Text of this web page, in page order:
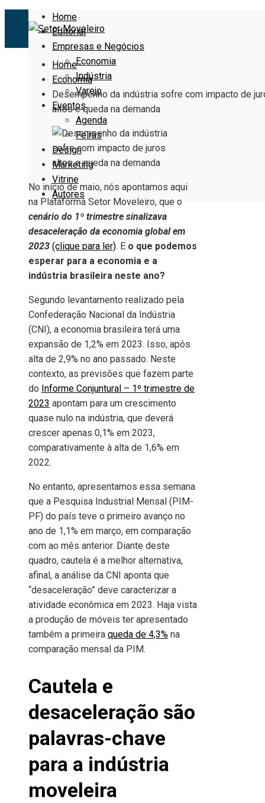
Home
Editorial
Empresas e Negócios
Economia
Indústria
Varejo
Eventos
Agenda
Feiras
Design
Marketing
Vitrine
Autores
Home
Economia
Desempenho da indústria sofre com impacto de
altos e queda na demanda
No início de maio, nós apontamos aqui
na Plataforma Setor Moveleiro, que o
cenário do 1º trimestre sinalizava
desaceleração da economia global em
2023 (clique para ler). E o que podemos
esperar para a economia e a
indústria brasileira neste ano?
Segundo levantamento realizado pela
Confederação Nacional da Indústria
(CNI), a economia brasileira terá uma
expansão de 1,2% em 2023. Isso, após
alta de 2,9% no ano passado. Neste
contexto, as previsões que fazem parte
do Informe Conjuntural – 1º trimestre de
2023 apontam para um crescimento
quase nulo na indústria, que deverá
crescer apenas 0,1% em 2023,
comparativamente à alta de 1,6% em
2022.
No entanto, apresentamos essa semana
que a Pesquisa Industrial Mensal (PIM-
PF) do país teve o primeiro avanço no
ano de 1,1% em março, em comparação
com ao mês anterior. Diante deste
quadro, cautela é a melhor alternativa,
afinal, a análise da CNI aponta que
“desaceleração” deve caracterizar a
atividade econômica em 2023. Haja vista
a produção de móveis ter apresentado
também a primeira queda de 4,3% na
comparação mensal da PIM.
Cautela e
desaceleração são
palavras-chave
para a indústria
moveleira